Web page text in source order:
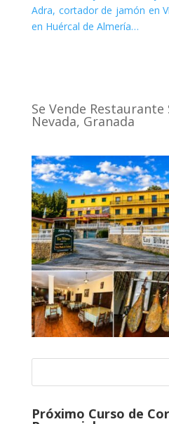
Adra, cortador de jamón en
en Huércal de Almería…
Se Vende
Nevada, Granada
Próximo Curso de